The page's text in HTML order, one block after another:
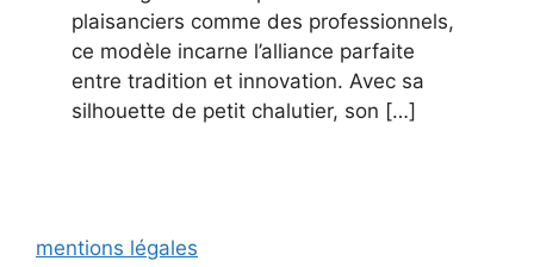
plaisanciers comme des professionnels,
ce modèle incarne l’alliance parfaite
entre tradition et innovation. Avec sa
silhouette de petit chalutier, son […]
mentions légales